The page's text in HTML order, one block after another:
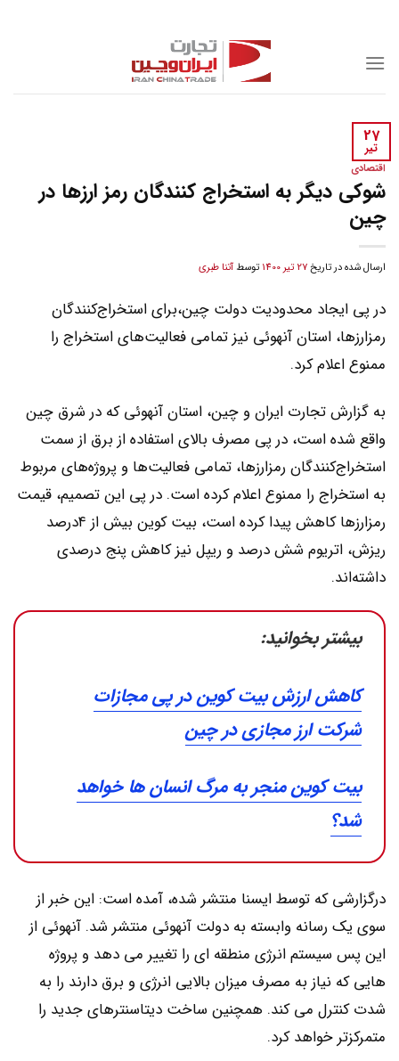
content
27
تیر
اقتصادی
شوکی دیگر به استخراج کنندگان رمز ارزها در
چین
ارسال شده در تاریخ27 تیر 1400 توسط آتنا طبری
در پی ایجاد محدودیت دولت چین،برای استخراج‌کنندگان
رمزارزها، استان آنهوئی نیز تمامی فعالیت‌های استخراج را
ممنوع اعلام کرد.
به گزارش تجارت ایران و چین، استان آنهوئی که در شرق چین
واقع شده است، در پی مصرف بالای استفاده از برق از سمت
استخراج‌کنندگان رمزارزها، تمامی فعالیت‌ها و پروژه‌های مربوط
به استخراج را ممنوع اعلام کرده است. در پی این تصمیم، قیمت
رمزارزها کاهش پیدا کرده است، بیت کوین بیش از ۴درصد
ریزش، اتریوم شش درصد و ریپل نیز کاهش پنج درصدی
داشته‌اند.
بیشتر بخوانید:
کاهش ارزش بیت کوین در پی مجازات
شرکت ارز مجازی در چین
بیت کوین منجر به مرگ انسان ها خواهد
شد؟
درگزارشی که توسط ایسنا منتشر شده، آمده است: این خبر از
سوی یک رسانه وابسته به دولت آنهوئی منتشر شد. آنهوئی از
این پس سیستم انرژی منطقه ای را تغییر می دهد و پروژه
هایی که نیاز به مصرف میزان بالایی انرژی و برق دارند را به
شدت کنترل می کند. همچنین ساخت دیتاسنترهای جدید را
متمرکزتر خواهد کرد.